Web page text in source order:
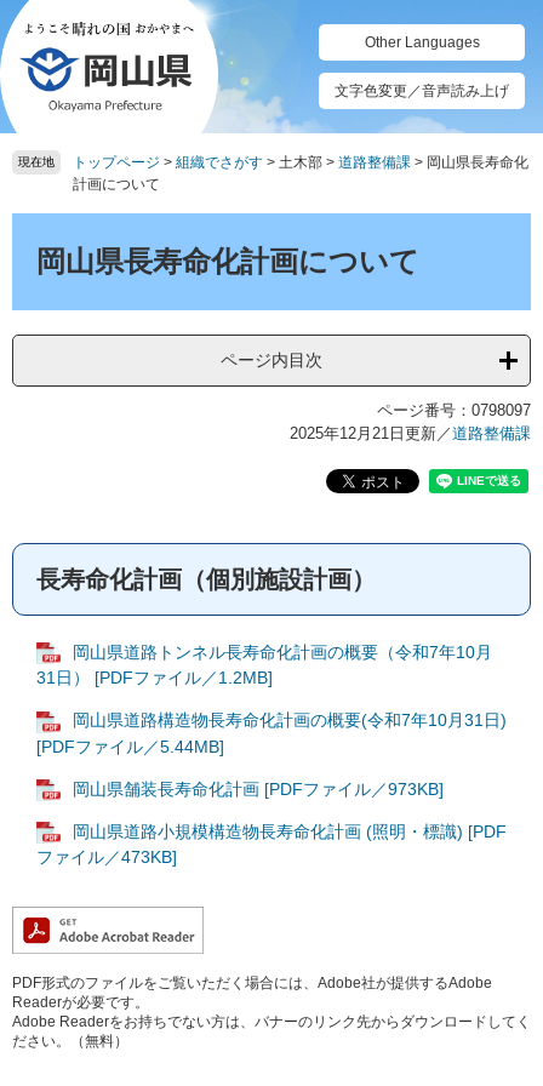
ペ
ー
ジ
の
先
頭
メ
ニ
ュ
ー
を
飛
て
Other Languages
文字色変更／音声読み上げ
現在地 トップページ > 組織でさがす > 土木部 > 道路整備課 > 岡山県長寿命化
計画について
岡山県長寿命化計画について
ページ内目次
ページ番号：0798097
2025年12月21日更新／道路整備課
長寿命化計画（個別施設計画）
岡山県道路トンネル長寿命化計画の概要（令和7年10月
31日） [PDFファイル／1.2MB]
岡山県道路構造物長寿命化計画の概要(令和7年10月31日)
[PDFファイル／5.44MB]
岡山県舗装長寿命化計画 [PDFファイル／973KB]
岡山県道路小規模構造物長寿命化計画 (照明・標識) [PDF
ファイル／473KB]
PDF形式のファイルをご覧いただく場合には、Adobe社が提供するAdobe
Readerが必要です。
Adobe Readerをお持ちでない方は、バナーのリンク先からダウンロードしてく
ださい。（無料）